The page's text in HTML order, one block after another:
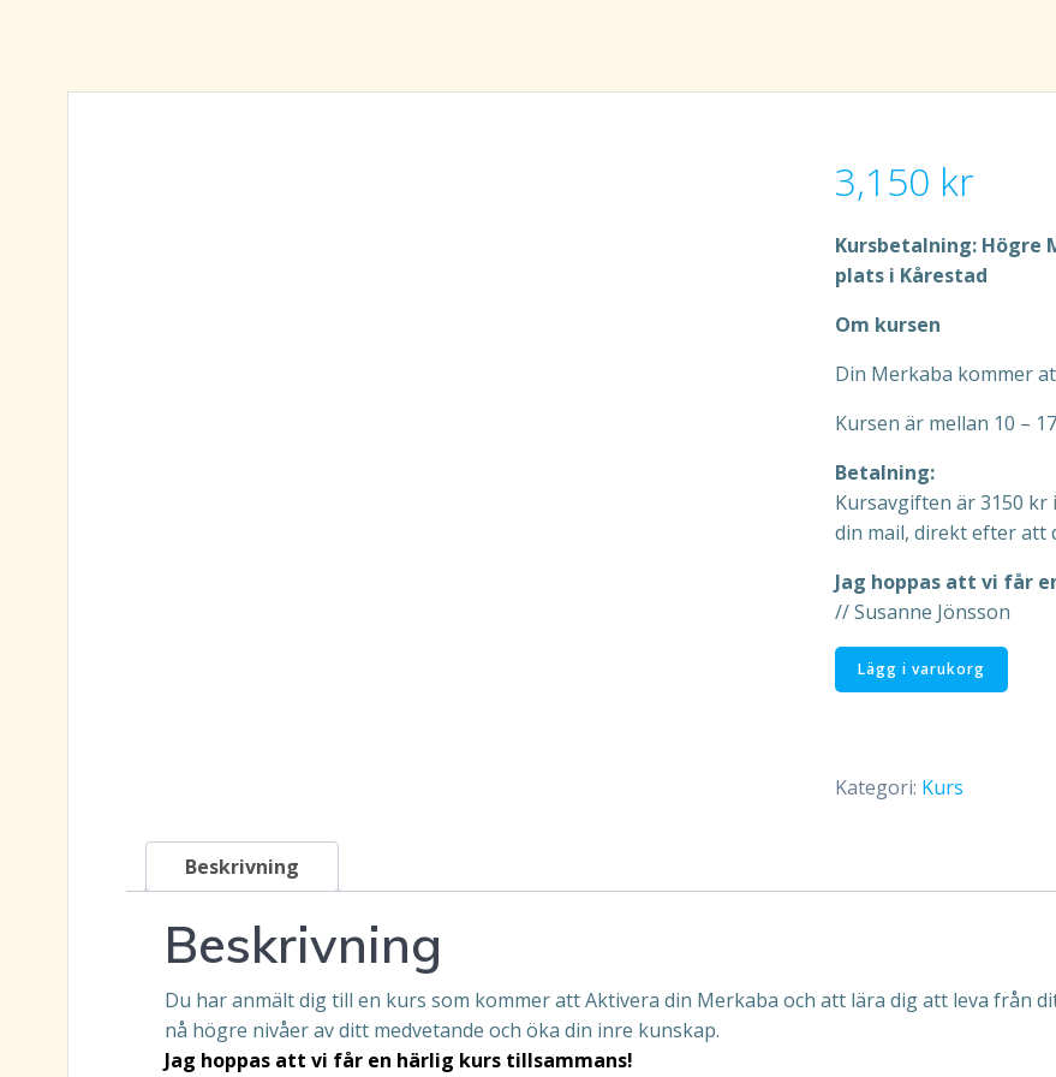
3,150 kr
Kursbetalning: Högre
plats i Kårestad
Om kursen
Din Merkaba kommer
Kursen är mellan 10 –
Betalning:
Kursavgiften är 3150
din mail, direkt efter att
Jag hoppas att vi får
// Susanne Jönsson
Högre
Medvetande
Merkaba
2027
Kursbetalning
Lägg i varukorg
Kategori: Kurs
Beskrivning
Beskrivning
Du har anmält dig till en kurs som kommer att Aktivera din Merkaba och att lära dig att leva från
nå högre nivåer av ditt medvetande och öka din inre kunskap.
Jag hoppas att vi får en härlig kurs tillsammans!